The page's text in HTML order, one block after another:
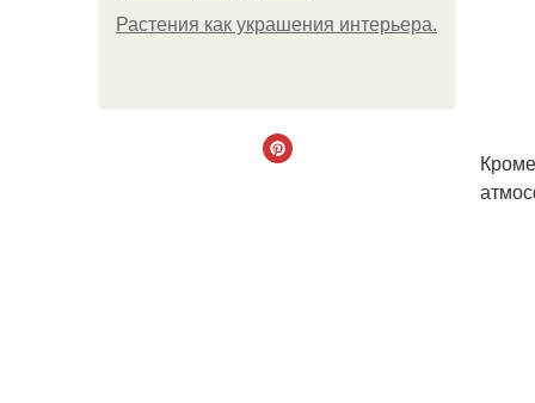
Растения как украшения интерьера.